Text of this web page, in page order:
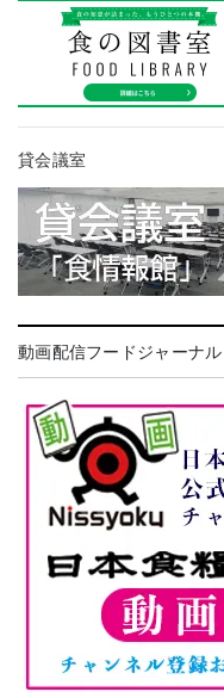
貸会議室
動画配信フードジャーナル